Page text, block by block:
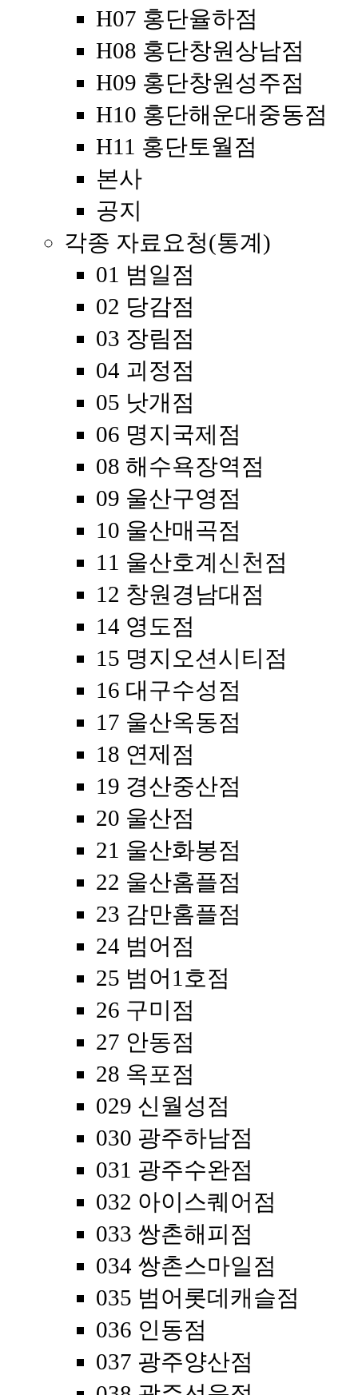
H07 홍단율하점
H08 홍단창원상남점
H09 홍단창원성주점
H10 홍단해운대중동점
H11 홍단토월점
본사
공지
각종 자료요청(통계)
01 범일점
02 당감점
03 장림점
04 괴정점
05 낫개점
06 명지국제점
08 해수욕장역점
09 울산구영점
10 울산매곡점
11 울산호계신천점
12 창원경남대점
14 영도점
15 명지오션시티점
16 대구수성점
17 울산옥동점
18 연제점
19 경산중산점
20 울산점
21 울산화봉점
22 울산홈플점
23 감만홈플점
24 범어점
25 범어1호점
26 구미점
27 안동점
28 옥포점
029 신월성점
030 광주하남점
031 광주수완점
032 아이스퀘어점
033 쌍촌해피점
034 쌍촌스마일점
035 범어롯데캐슬점
036 인동점
037 광주양산점